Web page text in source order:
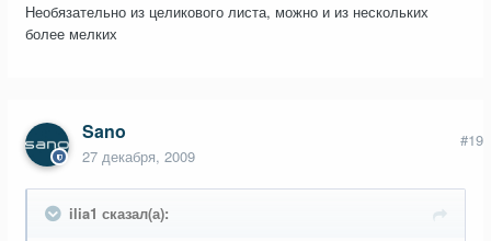
Необязательно из целикового листа, можно и из нескольких
более мелких
Sano
27 декабря, 2009
#19
ilia1 сказал(а):